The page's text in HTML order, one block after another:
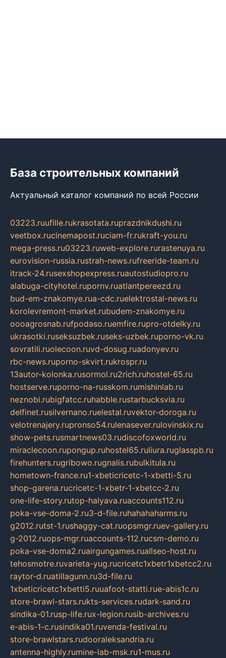
База строительных компаний
Актуальный каталог компаний по всей России
03223.ruufille.rukrasotata.ruprazdnikdushi.ru
veetbox.rucinemapost.ruciam-fr.rukraft-you.ru
mega-press.ru03223.ruweb-explore.rurastenuya.ru
eurovision-russia.rustrah-news.rufreeride-team.ru
itrack-24.rusexshopexpress.ruautostudiopro.ru
alabuga-cityhotel.rupornv.ruatlantpereezd.ru
bud-em-znakomye.rua-cdc.ruelektrostal-news.ru
korolevremont-market.rubudem-znakomye.ru
oooagrosnab.rufpodaso.ruemfire.rupro-otdelky.ru
ukrasotki.ruseksuzbek.ruseks-uzbek.ruporno-vk.ru
sovratili.ruolecoon.ruvd-dosug.ruadonyev.ru
rbc-news.ruporno-skvirt.rukrospr.ru
13autor-kolonka.rusormol.ru2rich.ruhostel-65.ru
hostserve.ruporno-na-russkom.rumishinlab.ru
neznobi.rubigfatcc.ruhabble.rustarbucksvia.ru
delfinet.rusilvernano.ruelestal.ruvektor-doroga.ru
velotrenajery.rupronso54.rulenasever.rulovinskix.ru
show-pets.rusmartnews03.rudiscofoxworld.ru
miraclecoon.rupongup.ruhostel65.ruliura.ruglasspb.ru
firehunters.rugribowo.rugnalis.rubulkitula.ru
hometown-france.ru1-xbeticricetc-1-xbetti-5.ru
shop-garena.rucricetc-1-xbetr-1-xbetcc-2.ru
one-life-story.rutop-halyava.ruaccounts112.ru
poka-vse-doma-2.ru3-d-file.ruhahahaharms.ru
g2012.rutst-1.rushaggy-cat.ruopsmgr.ruev-gallery.ru
g-2012.ruops-mgr.ruaccounts-112.rucsm-demo.ru
poka-vse-doma2.ruairgungames.ruallseo-host.ru
tehosmotre.ruvarieta-yug.rucricetc1xbetr1xbetcc2.ru
raytor-d.ruatillagunn.ru3d-file.ru
1xbeticricetc1xbetti5.ruuafoot-statti.rue-abis1c.ru
store-brawl-stars.rukts-services.rudark-sand.ru
sindika-01.rusp-life.rux-legion.rusib-archives.ru
e-abis-1-c.rusindika01.ruvenda-festival.ru
store-brawlstars.rudooraleksandria.ru
antenna-highly.rumine-lab-msk.ru1-mus.ru